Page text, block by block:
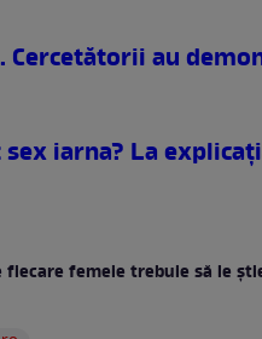
Cercetătorii au
iarna? La
fiecare femeie trebuie să le